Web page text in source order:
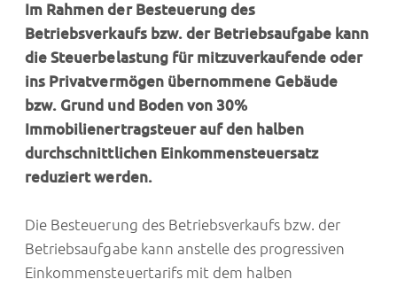
Im Rahmen der Besteuerung des
Betriebsverkaufs bzw. der Betriebsaufgabe kann
die Steuerbelastung für mitzuverkaufende oder
ins Privatvermögen übernommene Gebäude
bzw. Grund und Boden von 30%
Immobilienertragsteuer auf den halben
durchschnittlichen Einkommensteuersatz
reduziert werden.
Die Besteuerung des Betriebsverkaufs bzw. der
Betriebsaufgabe kann anstelle des progressiven
Einkommensteuertarifs mit dem halben